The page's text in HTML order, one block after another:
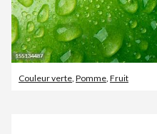
Couleur verte Pomme Fruit